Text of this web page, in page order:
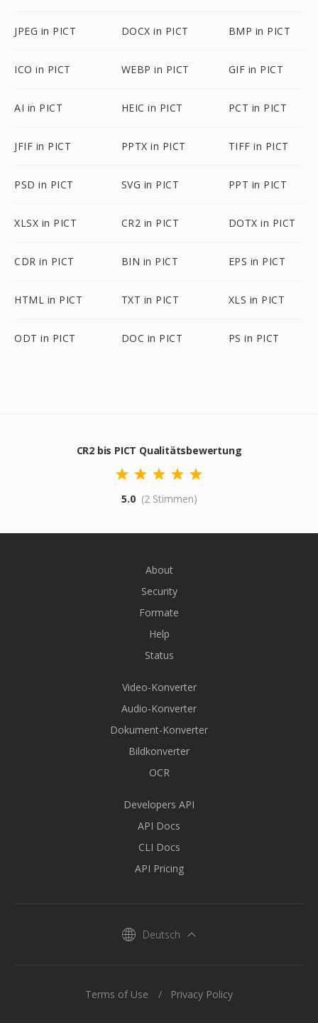
JPEG in PICT DOCX in PICT BMP in PICT
ICO in PICT WEBP in PICT GIF in PICT
AI in PICT HEIC in PICT PCT in PICT
JFIF in PICT PPTX in PICT TIFF in PICT
PSD in PICT SVG in PICT PPT in PICT
XLSX in PICT CR2 in PICT DOTX in PICT
CDR in PICT BIN in PICT EPS in PICT
HTML in PICT TXT in PICT XLS in PICT
ODT in PICT DOC in PICT PS in PICT
CR2 bis PICT Qualitätsbewertung
5.0 (2 Stimmen)
About
Security
Formate
Help
Status
Video-Konverter
Audio-Konverter
Dokument-Konverter
Bildkonverter
OCR
Developers API
API Docs
CLI Docs
API Pricing
Deutsch
Terms of Use Privacy Policy